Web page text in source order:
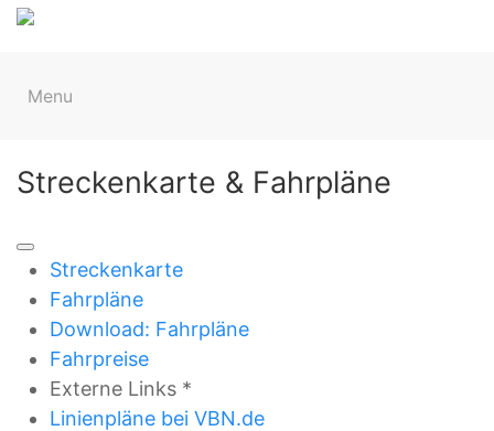
Menu
Streckenkarte & Fahrpläne
Streckenkarte
Fahrpläne
Download: Fahrpläne
Fahrpreise
Externe Links *
Linienpläne bei VBN.de